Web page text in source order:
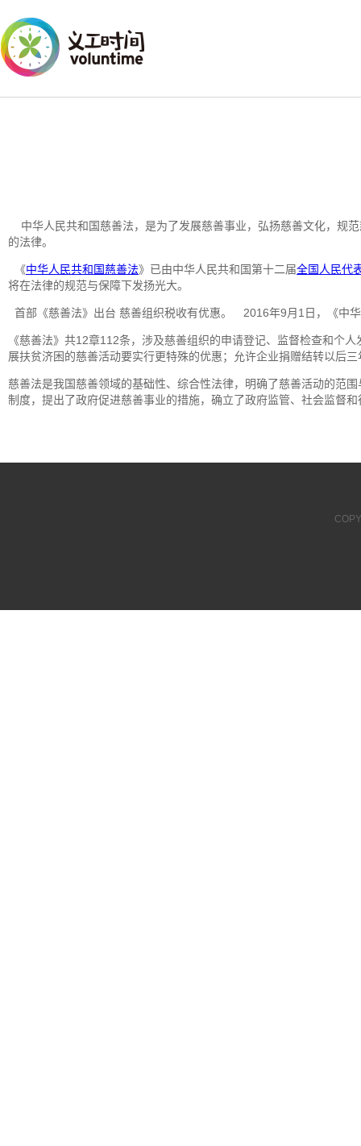
中华人民共和国慈善法，是为了发展慈善事业，弘扬慈善文化，规
的法律。
《中华人民共和国慈善法》已由中华人民共和国第十二届全国人民代
将在法律的规范与保障下发扬光大。
首部《慈善法》出台 慈善组织税收有优惠。 2016年9月1日，《中
《慈善法》共12章112条，涉及慈善组织的申请登记、监督检查和个
展扶贫济困的慈善活动要实行更特殊的优惠；允许企业捐赠结转以后三
慈善法是我国慈善领域的基础性、综合性法律，明确了慈善活动的范
制度，提出了政府促进慈善事业的措施，确立了政府监管、社会监督